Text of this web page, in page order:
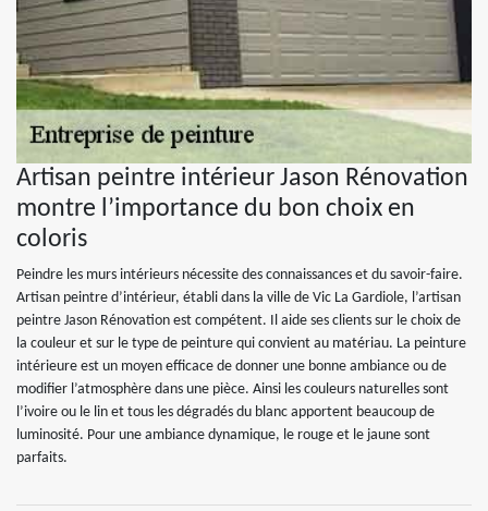
Artisan peintre intérieur Jason Rénovation
montre l’importance du bon choix en
coloris
Peindre les murs intérieurs nécessite des connaissances et du savoir-faire.
Artisan peintre d’intérieur, établi dans la ville de Vic La Gardiole, l’artisan
peintre Jason Rénovation est compétent. Il aide ses clients sur le choix de
la couleur et sur le type de peinture qui convient au matériau. La peinture
intérieure est un moyen efficace de donner une bonne ambiance ou de
modifier l’atmosphère dans une pièce. Ainsi les couleurs naturelles sont
l’ivoire ou le lin et tous les dégradés du blanc apportent beaucoup de
luminosité. Pour une ambiance dynamique, le rouge et le jaune sont
parfaits.